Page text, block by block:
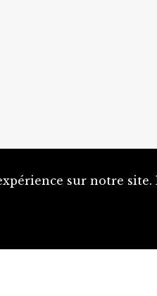
sur notre